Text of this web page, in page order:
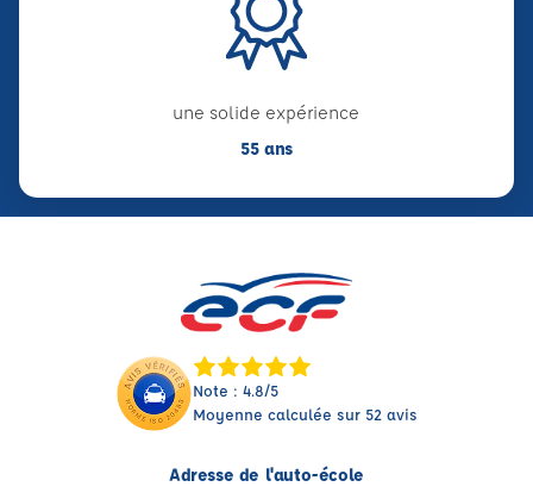
une solide expérience
55 ans
Note : 4.8/5
Moyenne calculée sur 52 avis
Adresse de l'auto-école